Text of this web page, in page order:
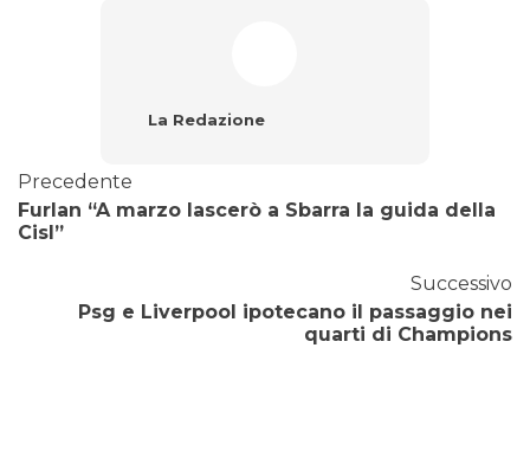
La Redazione
Precedente
Furlan “A marzo lascerò a Sbarra la guida della
Cisl”
Successivo
Psg e Liverpool ipotecano il passaggio nei
quarti di Champions